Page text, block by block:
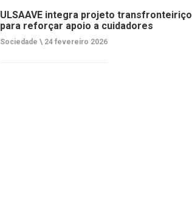
ULSAAVE integra projeto transfronteiriço
para reforçar apoio a cuidadores
Sociedade \ 24 fevereiro 2026